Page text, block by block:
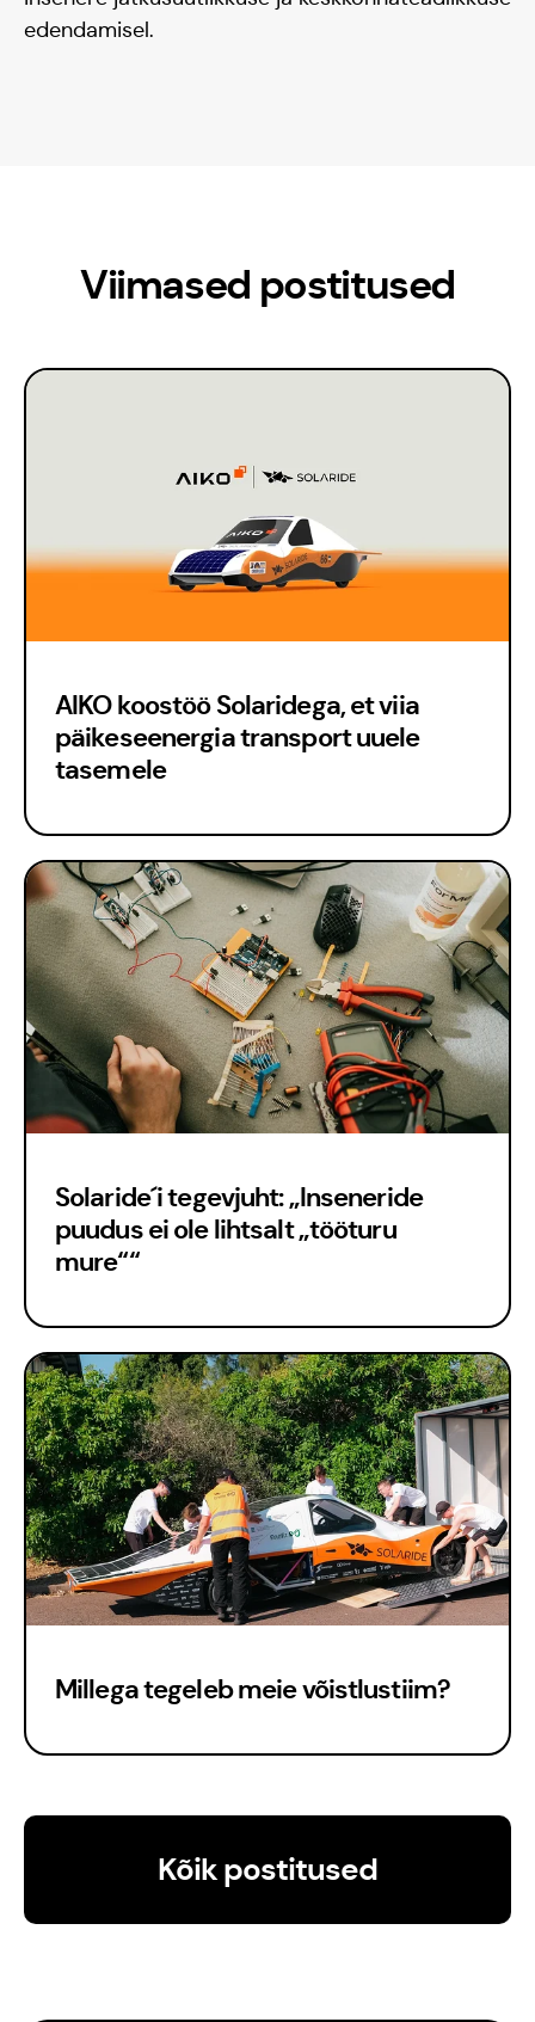
Meisse usuvad
Kontakt
Meedia
edendamisel.
Viimased postitused
AIKO koostöö Solaridega, et viia
päikeseenergia transport uuele
tasemele
Solaride´i tegevjuht: „Inseneride
puudus ei ole lihtsalt „tööturu
mure““
Millega tegeleb meie võistlustiim?
Kõik postitused